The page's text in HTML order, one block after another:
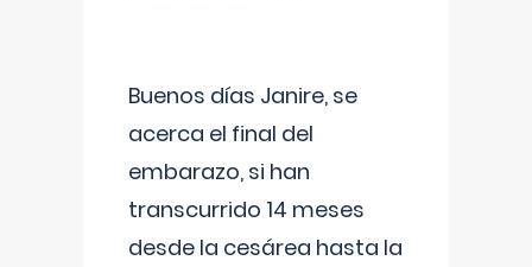
Buenos días Janire, se
acerca el final del
embarazo, si han
transcurrido 14 meses
desde la cesárea hasta la